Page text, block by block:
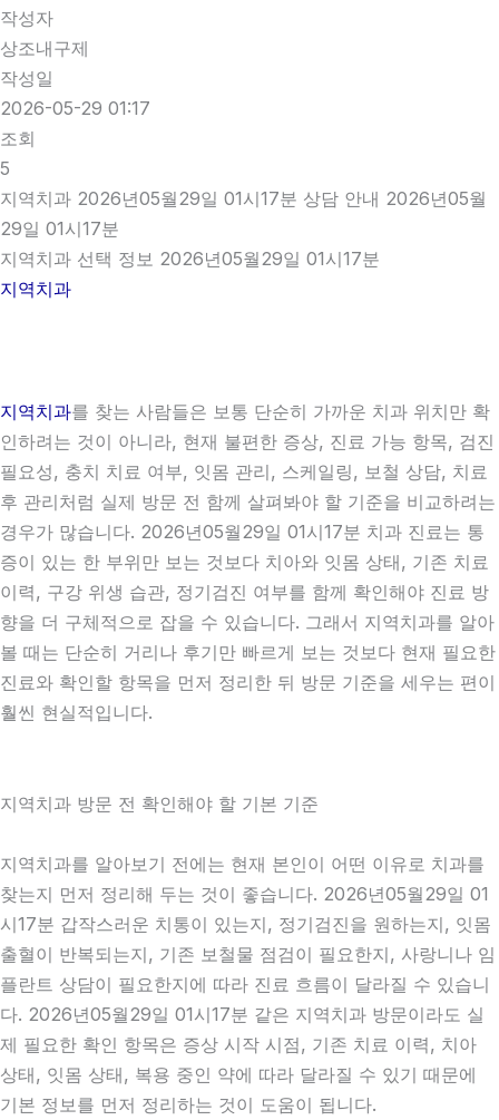
작성자
상조내구제
작성일
2026-05-29 01:17
조회
5
지역치과 2026년05월29일 01시17분 상담 안내 2026년05월
29일 01시17분
지역치과 선택 정보 2026년05월29일 01시17분
지역치과
지역치과를 찾는 사람들은 보통 단순히 가까운 치과 위치만 확
인하려는 것이 아니라, 현재 불편한 증상, 진료 가능 항목, 검진
필요성, 충치 치료 여부, 잇몸 관리, 스케일링, 보철 상담, 치료
후 관리처럼 실제 방문 전 함께 살펴봐야 할 기준을 비교하려는
경우가 많습니다. 2026년05월29일 01시17분 치과 진료는 통
증이 있는 한 부위만 보는 것보다 치아와 잇몸 상태, 기존 치료
이력, 구강 위생 습관, 정기검진 여부를 함께 확인해야 진료 방
향을 더 구체적으로 잡을 수 있습니다. 그래서 지역치과를 알아
볼 때는 단순히 거리나 후기만 빠르게 보는 것보다 현재 필요한
진료와 확인할 항목을 먼저 정리한 뒤 방문 기준을 세우는 편이
훨씬 현실적입니다.
지역치과 방문 전 확인해야 할 기본 기준
지역치과를 알아보기 전에는 현재 본인이 어떤 이유로 치과를
찾는지 먼저 정리해 두는 것이 좋습니다. 2026년05월29일 01
시17분 갑작스러운 치통이 있는지, 정기검진을 원하는지, 잇몸
출혈이 반복되는지, 기존 보철물 점검이 필요한지, 사랑니나 임
플란트 상담이 필요한지에 따라 진료 흐름이 달라질 수 있습니
다. 2026년05월29일 01시17분 같은 지역치과 방문이라도 실
제 필요한 확인 항목은 증상 시작 시점, 기존 치료 이력, 치아
상태, 잇몸 상태, 복용 중인 약에 따라 달라질 수 있기 때문에
기본 정보를 먼저 정리하는 것이 도움이 됩니다.